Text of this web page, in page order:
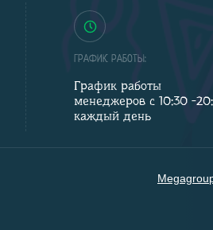
ГРАФИК РАБОТЫ:
График работы
менеджеров с 10:30 -
каждый день